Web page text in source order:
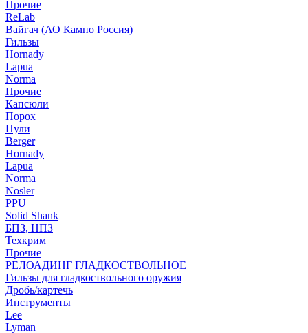
Прочие
ReLab
Вайгач (АО Кампо Россия)
Гильзы
Hornady
Lapua
Norma
Прочие
Капсюли
Порох
Пули
Berger
Hornady
Lapua
Norma
Nosler
PPU
Solid Shank
БПЗ, НПЗ
Техкрим
Прочие
РЕЛОАДИНГ ГЛАДКОСТВОЛЬНОЕ
Гильзы для гладкоствольного оружия
Дробь/картечь
Инструменты
Lee
Lyman